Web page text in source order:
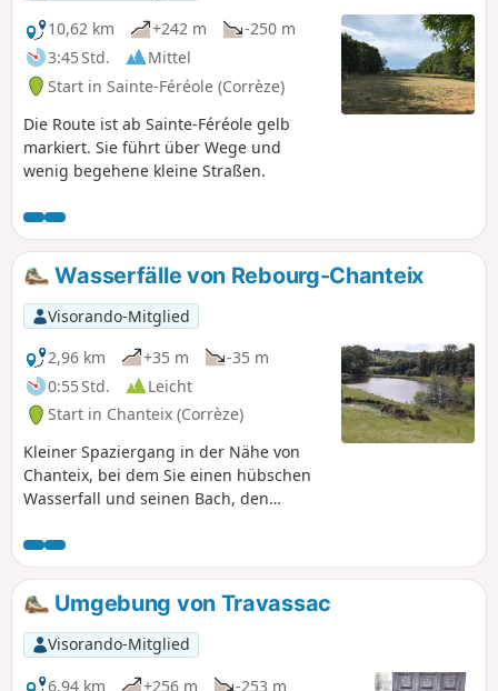
10,62 km
+242 m
-250 m
3:45 Std.
Mittel
Start in Sainte-Féréole (Corrèze)
Die Route ist ab Sainte-Féréole gelb
markiert. Sie führt über Wege und
wenig begehene kleine Straßen.
Wasserfälle von Rebourg-Chanteix
Visorando-Mitglied
2,96 km
+35 m
-35 m
0:55 Std.
Leicht
Start in Chanteix (Corrèze)
Kleiner Spaziergang in der Nähe von
Chanteix, bei dem Sie einen hübschen
Wasserfall und seinen Bach, den
Idealer Ort für ein Picknick am Ende der
Wanderung. Die Wanderung ist mit nur
400 Metern Wegstrecke leicht.
Umgebung von Travassac
Visorando-Mitglied
6,94 km
+256 m
-253 m